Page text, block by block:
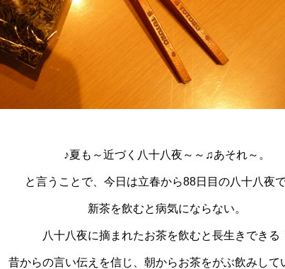
♪夏も～近づく八十八夜～～♫あそれ～。
と言うことで、今日は立春から88日目の八十八夜で
新茶を飲むと病気にならない。
八十八夜に摘まれたお茶を飲むと長生きできる
昔からの言い伝えを信じ、朝からお茶をがぶ飲みして